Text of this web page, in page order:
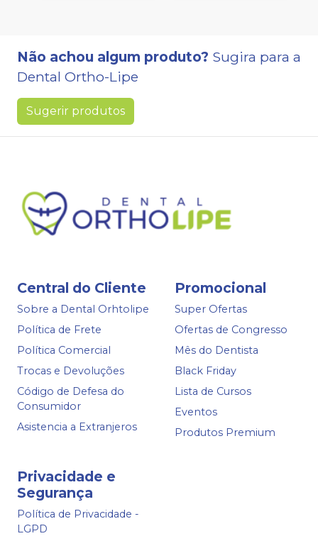
Não achou algum produto? Sugira para a
Dental Ortho-Lipe
Sugerir produtos
Central do Cliente
Sobre a Dental Orhtolipe
Política de Frete
Política Comercial
Trocas e Devoluções
Código de Defesa do
Consumidor
Asistencia a Extranjeros
Promocional
Super Ofertas
Ofertas de Congresso
Mês do Dentista
Black Friday
Lista de Cursos
Eventos
Produtos Premium
Privacidade e
Segurança
Política de Privacidade -
LGPD